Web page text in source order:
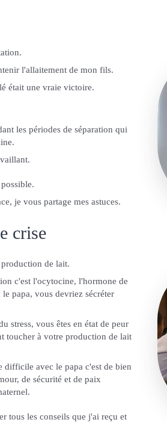
l'allaitement de mon fils.
était une vraie victoire.
les périodes de séparation qui
je vous partage mes astuces.
crise
de lait.
c'est l'ocytocine, l'hormone de
papa, vous devriez sécréter
stress, vous êtes en état de peur
toucher à votre production de lait
difficile avec le papa c'est de bien
de sécurité et de paix
tous les conseils que j'ai reçu et